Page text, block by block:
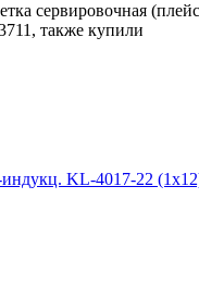
сервировочная
также купили